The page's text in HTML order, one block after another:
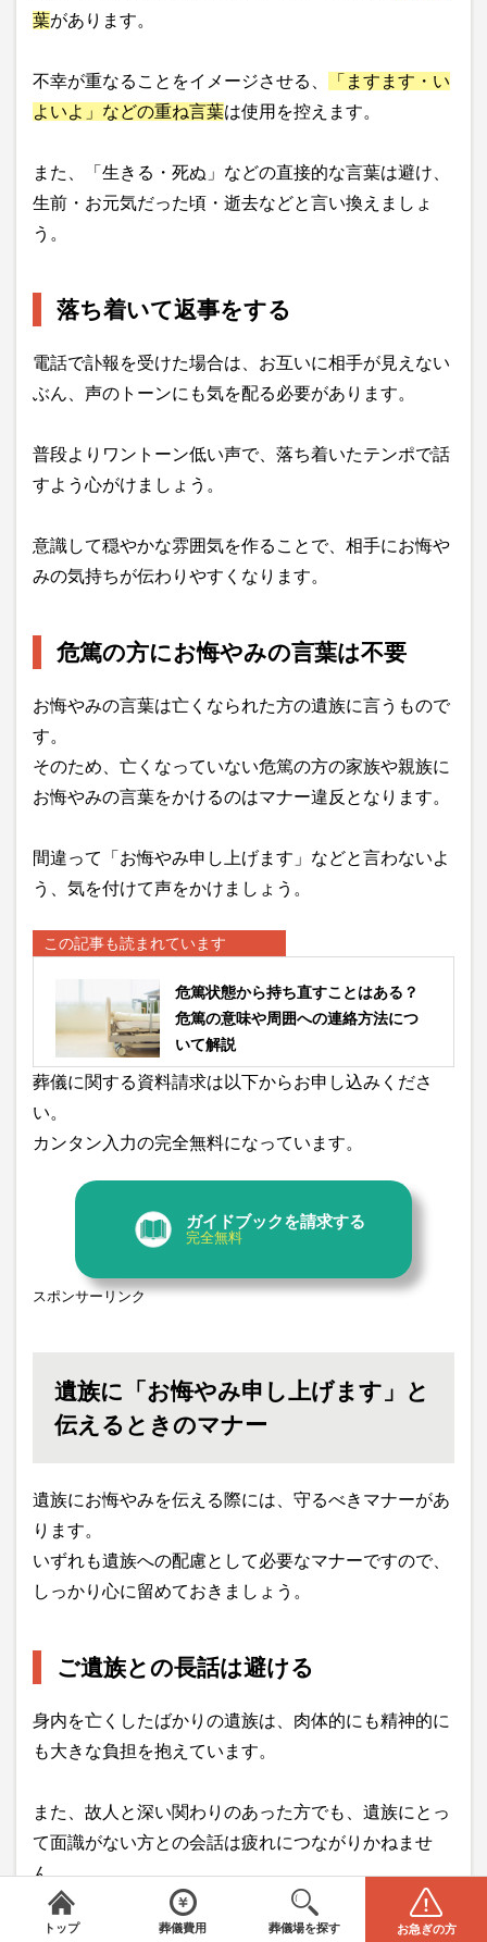
葉があります。
不幸が重なることをイメージさせる、
「ますます・い
よいよ」などの重ね言葉は使用を控えます。
また、「生きる・死ぬ」などの直接的な言葉は避け、
生前・お元気だった頃・逝去などと言い換えましょ
う。
落ち着いて返事をする
電話で訃報を受けた場合は、お互いに相手が見えない
ぶん、声のトーンにも気を配る必要があります。
普段よりワントーン低い声で、落ち着いたテンポで話
すよう心がけましょう。
意識して穏やかな雰囲気を作ることで、相手にお悔や
みの気持ちが伝わりやすくなります。
危篤の方にお悔やみの言葉は不要
お悔やみの言葉は亡くなられた方の遺族に言うもので
す。
そのため、亡くなっていない危篤の方の家族や親族に
お悔やみの言葉をかけるのはマナー違反となります。
間違って「お悔やみ申し上げます」などと言わないよ
う、気を付けて声をかけましょう。
この記事も読まれています
危篤状態から持ち直すことはある？
危篤の意味や周囲への連絡方法につ
いて解説
葬儀に関する資料請求は以下からお申し込みくださ
い。
カンタン入力の完全無料になっています。
ガイドブックを請求する
完全無料
スポンサーリンク
遺族に「お悔やみ申し上げます」と
伝えるときのマナー
遺族にお悔やみを伝える際には、守るべきマナーがあ
ります。
いずれも遺族への配慮として必要なマナーですので、
しっかり心に留めておきましょう。
ご遺族との長話は避ける
身内を亡くしたばかりの遺族は、肉体的にも精神的に
も大きな負担を抱えています。
また、故人と深い関わりのあった方でも、遺族にとっ
て面識がない方との会話は疲れにつながりかねませ
ん。
遺族を思いやってのことだとしても、お悔やみの言葉
トップ 葬儀費用 葬儀場を探す
全国から葬儀場を探す
お急ぎの方
みんなが選んだお葬式 は葬儀場・葬儀社をご案内／
電話をかける(無料) 資料請求